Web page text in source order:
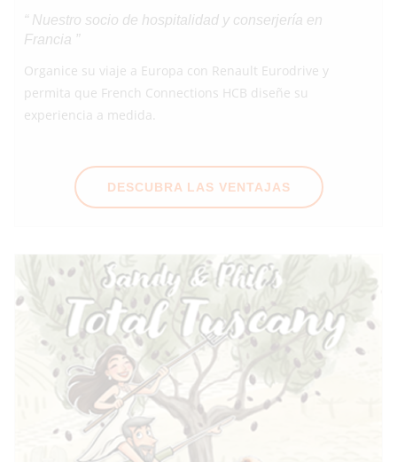
“ Nuestro socio de hospitalidad y conserjería en
Francia ”
Organice su viaje a Europa con Renault Eurodrive y
permita que French Connections HCB diseñe su
experiencia a medida.
DESCUBRA LAS VENTAJAS